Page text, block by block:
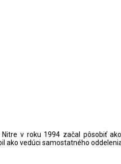
v roku 1994 začal pôsobiť
ako vedúci samostatného